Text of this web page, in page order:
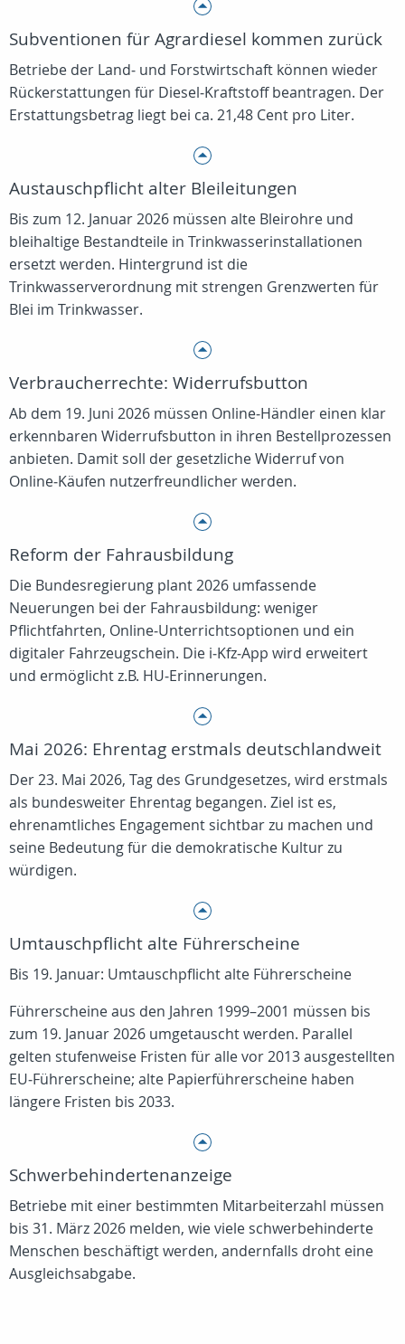
Subventionen für Agrardiesel kommen zurück
Betriebe der Land‑ und Forstwirtschaft können wieder
Rückerstattungen für Diesel‑Kraftstoff beantragen. Der
Erstattungsbetrag liegt bei ca. 21,48 Cent pro Liter.
Austauschpflicht alter Bleileitungen
Bis zum 12. Januar 2026 müssen alte Bleirohre und
bleihaltige Bestandteile in Trinkwasserinstallationen
ersetzt werden. Hintergrund ist die
Trinkwasserverordnung mit strengen Grenzwerten für
Blei im Trinkwasser.
Verbraucherrechte: Widerrufsbutton
Ab dem 19. Juni 2026 müssen Online‑Händler einen klar
erkennbaren Widerrufsbutton in ihren Bestellprozessen
anbieten. Damit soll der gesetzliche Widerruf von
Online‑Käufen nutzerfreundlicher werden.
Reform der Fahrausbildung
Die Bundesregierung plant 2026 umfassende
Neuerungen bei der Fahrausbildung: weniger
Pflichtfahrten, Online‑Unterrichtsoptionen und ein
digitaler Fahrzeugschein. Die i‑Kfz‑App wird erweitert
und ermöglicht z.B. HU‑Erinnerungen.
Mai 2026: Ehrentag erstmals deutschlandweit
Der 23. Mai 2026, Tag des Grundgesetzes, wird erstmals
als bundesweiter Ehrentag begangen. Ziel ist es,
ehrenamtliches Engagement sichtbar zu machen und
seine Bedeutung für die demokratische Kultur zu
würdigen.
Umtauschpflicht alte Führerscheine
Bis 19. Januar: Umtauschpflicht alte Führerscheine
Führerscheine aus den Jahren 1999–2001 müssen bis
zum 19. Januar 2026 umgetauscht werden. Parallel
gelten stufenweise Fristen für alle vor 2013 ausgestellten
EU‑Führerscheine; alte Papierführerscheine haben
längere Fristen bis 2033.
Schwerbehindertenanzeige
Betriebe mit einer bestimmten Mitarbeiterzahl müssen
bis 31. März 2026 melden, wie viele schwerbehinderte
Menschen beschäftigt werden, andernfalls droht eine
Ausgleichsabgabe.